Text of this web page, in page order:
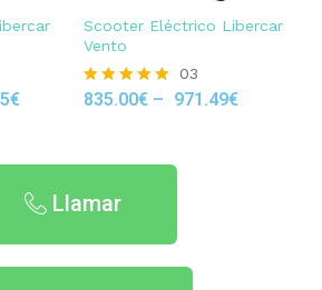
€
Scooter Eléctrico Libercar
Vento
Rated
03
835.00€ – 971.49€
Llamar